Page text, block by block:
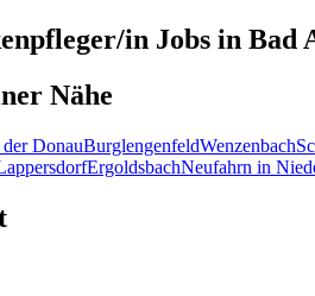
in Jobs in Bad
Nähe
DonauBurglengenfeldWenzenbach
ErgoldsbachNeufahrn in